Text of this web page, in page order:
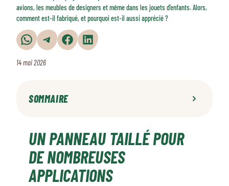
avions, les meubles de designers et même dans les jouets d’enfants. Alors,
comment est-il fabriqué, et pourquoi est-il aussi apprécié ?
Partager sur WhatsApp Partager sur Telegram Partager sur Facebook Partager sur LinkedIn
14 mai 2026
SOMMAIRE
Brut, filmé ou décoratif : un produit, mille visages
De l'Égypte ancienne à nos usines
Ce qui fait vraiment la force de ce panneau
UN PANNEAU TAILLÉ POUR
DE NOMBREUSES
APPLICATIONS